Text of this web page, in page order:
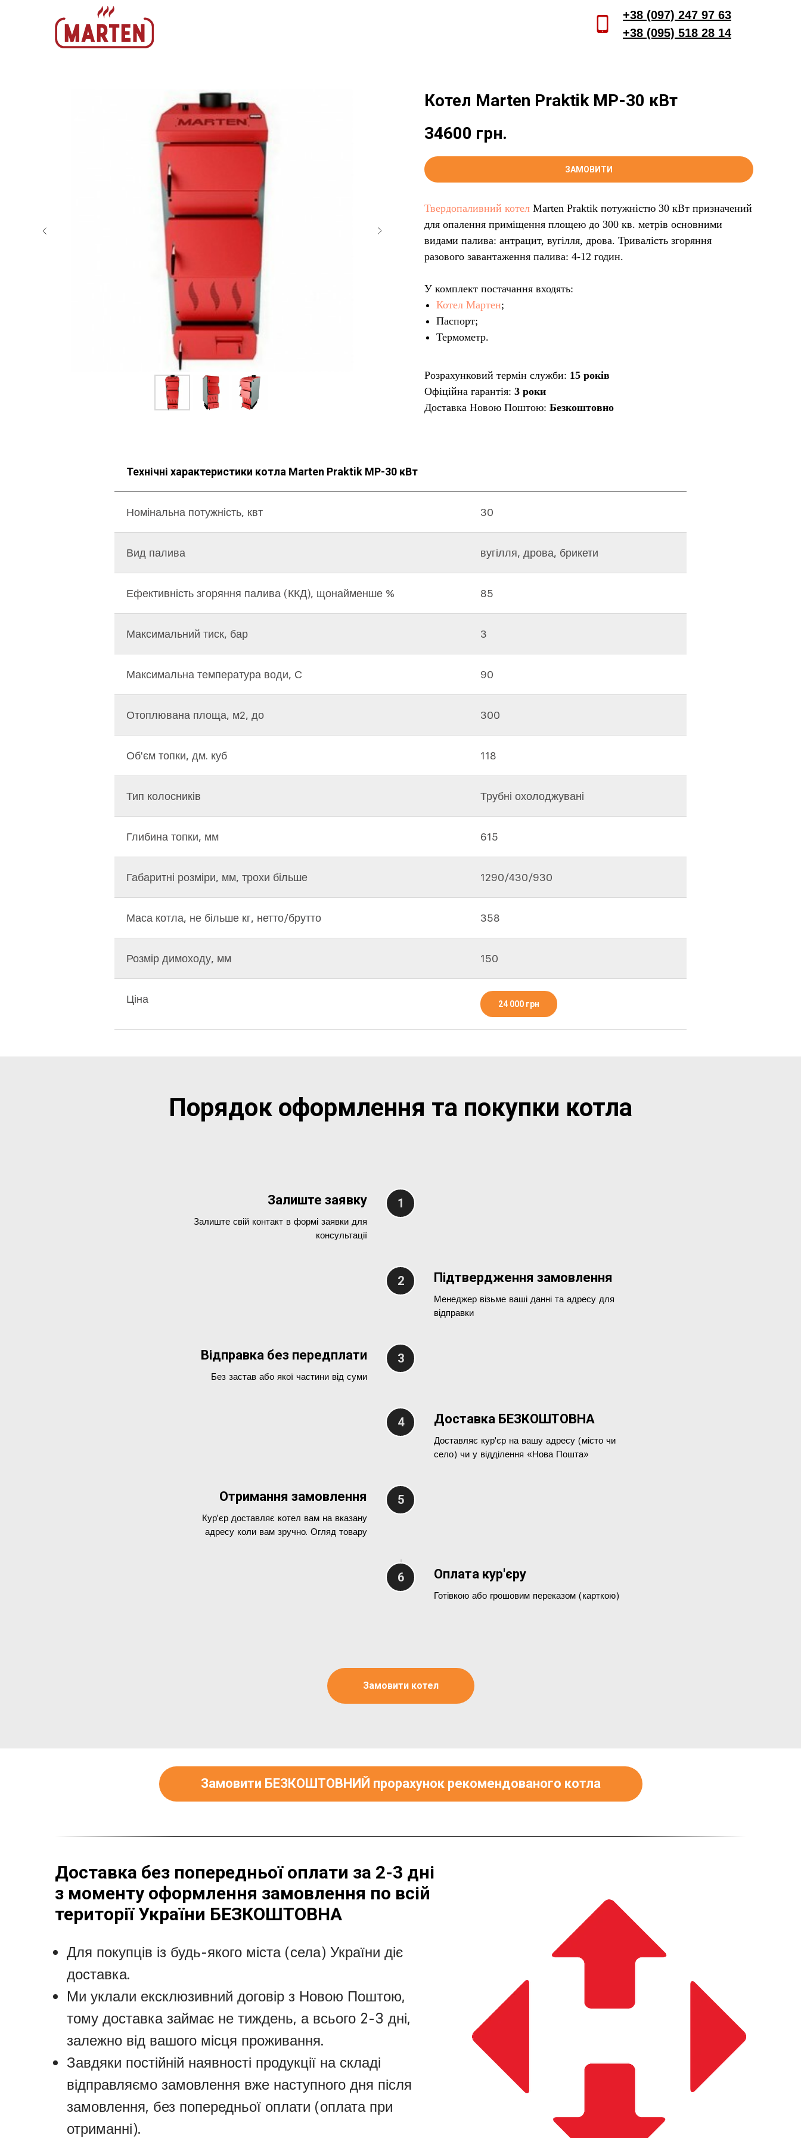
+38 (097) 247 97 63
+38 (095) 518 28 14
Котел Marten Praktik MP-30 кВт
34600 грн.
ЗАМОВИТИ
Твердопаливний котел Marten Praktik потужністю 30 кВт призначений
для опалення приміщення площею до 300 кв. метрів основними
видами палива: антрацит, вугілля, дрова. Тривалість згоряння
разового завантаження палива: 4-12 годин.
У комплект постачання входять:
Котел Мартен;
Паспорт;
Термометр.
Розрахунковий термін служби: 15 років
Офіційна гарантія: 3 роки
Доставка Новою Поштою: Безкоштовно
Технічні характеристики котла Marten Praktik MP-30 кВт
Номінальна потужність, квт 30
Вид палива вугілля, дрова, брикети
Ефективність згоряння палива (ККД), щонайменше % 85
Максимальний тиск, бар 3
Максимальна температура води, С 90
Отоплювана площа, м2, до 300
Об'єм топки, дм. куб 118
Тип колосників Трубні охолоджувані
Глибина топки, мм 615
Габаритні розміри, мм, трохи більше 1290/430/930
Маса котла, не більше кг, нетто/брутто 358
Розмір димоходу, мм 150
Ціна 24 000 грн
Порядок оформлення та покупки котла
Залиште заявку
Залиште свій контакт в формі заявки для
консультації
Підтвердження замовлення
Менеджер візьме ваші данні та адресу для
відправки
Відправка без передплати
Без застав або якої частини від суми
Доставка БЕЗКОШТОВНА
Доставляє кур'єр на вашу адресу (місто чи
село) чи у відділення «Нова Пошта»
Отримання замовлення
Кур'єр доставляє котел вам на вказану
адресу коли вам зручно. Огляд товару
Оплата кур'єру
Готівкою або грошовим переказом (карткою)
Замовити котел
Замовити БЕЗКОШТОВНИЙ прорахунок рекомендованого котла
Доставка без попередньої оплати за 2-3 дні
з моменту оформлення замовлення по всій
території України БЕЗКОШТОВНА
Для покупців із будь-якого міста (села) України діє
доставка.
Ми уклали ексклюзивний договір з Новою Поштою,
тому доставка займає не тиждень, а всього 2-3 дні,
залежно від вашого місця проживання.
Завдяки постійній наявності продукції на складі
відправляємо замовлення вже наступного дня після
замовлення, без попередньої оплати (оплата при
отриманні).